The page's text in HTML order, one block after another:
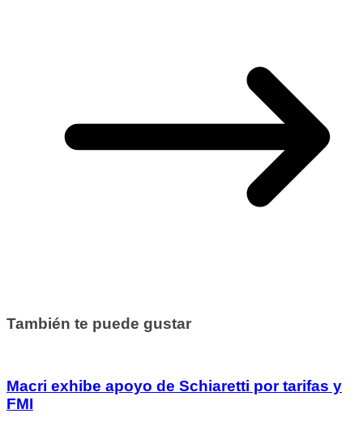
También te puede gustar
Macri exhibe apoyo de Schiaretti por tarifas y
FMI